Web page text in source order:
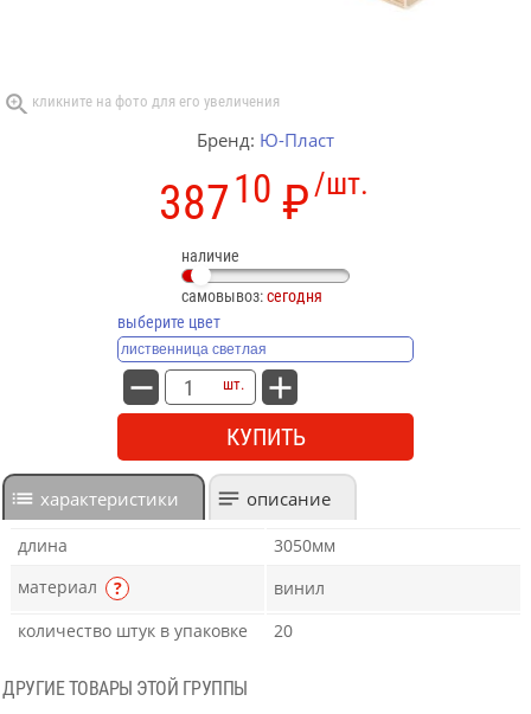
Бренд: Ю-Пласт
/шт.
38710 ₽
наличие
самовывоз:сегодня
выберите цвет
шт.
КУПИТЬ
характеристики описание
длина
3050мм
материал
?
винил
количество штук в упаковке
20
ДРУГИЕ ТОВАРЫ ЭТОЙ ГРУППЫ